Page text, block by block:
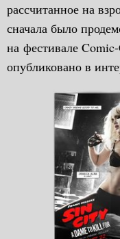
рассчитанное на
сначала было
на фестивале
опубликовано в